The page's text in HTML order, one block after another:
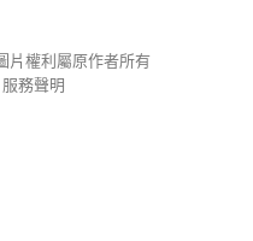
片權利屬原作者所有
服務聲明